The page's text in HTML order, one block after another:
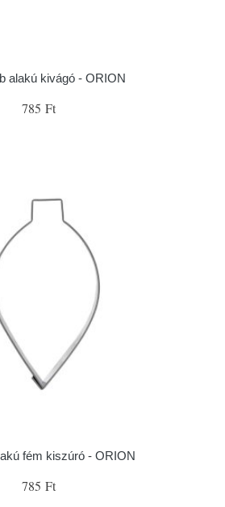
alakú kivágó - ORION
785 Ft
fém kiszúró - ORION
785 Ft